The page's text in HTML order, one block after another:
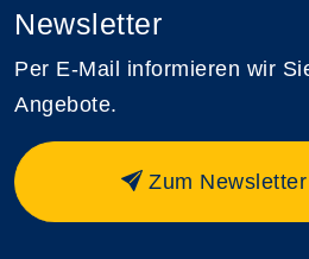
Newsletter
Per E-Mail informieren wir
Angebote.
Zum